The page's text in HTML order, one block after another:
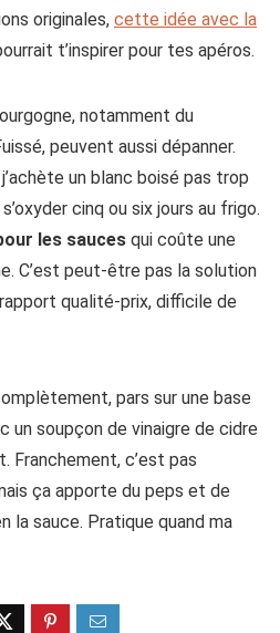
originales, cette idée avec la
t’inspirer pour tes apéros.
notamment du
peuvent aussi dépanner.
un blanc boisé pas trop
cinq ou six jours au frigo.
les sauces qui coûte une
C’est peut-être pas la solution
qualité-prix, difficile de
pars sur une base
un soupçon de vinaigre de cidre
Franchement, c’est pas
ça apporte du peps et de
la sauce. Pratique quand ma